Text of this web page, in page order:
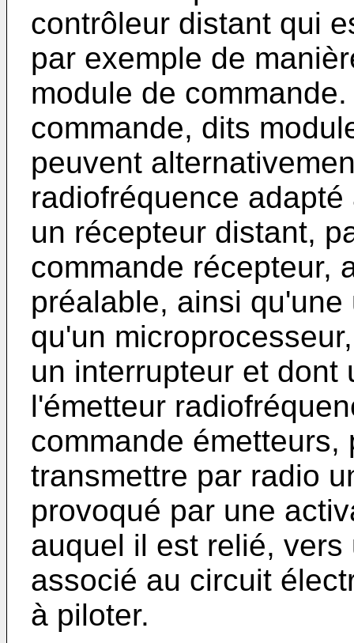
contrôleur distant qui
par exemple de
module de
commande, dits
peuvent
radiofréquence
un récepteur distant,
commande récepteur,
préalable, ainsi
qu'un
un interrupteur et dont
l'émetteur
commande émetteurs,
transmettre par radio
provoqué par une
auquel il est relié,
associé au circuit
à piloter.